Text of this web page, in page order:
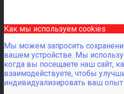
Как мы используем cookies
Мы можем запросить
вашем устройстве. Мы
когда вы посещаете наш сайт,
взаимодействуете, чтобы
индивидуализировать ваш опыт